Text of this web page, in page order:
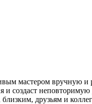
мастером вручную
и создаст
друзьям и